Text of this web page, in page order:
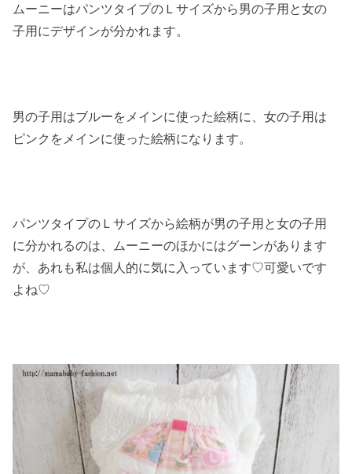
ムーニーはパンツタイプのＬサイズから男の子用と女の
子用にデザインが分かれます。
男の子用はブルーをメインに使った絵柄に、女の子用は
ピンクをメインに使った絵柄になります。
パンツタイプのＬサイズから絵柄が男の子用と女の子用
に分かれるのは、ムーニーのほかにはグーンがあります
が、あれも私は個人的に気に入っています♡可愛いです
よね♡